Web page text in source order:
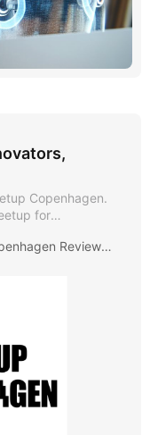
Copenhagen.
for
Intelligence.
Review of Communication